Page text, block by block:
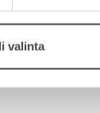
valinta